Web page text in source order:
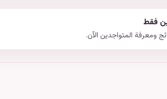
فقط
ومعرفة المتواجدين الآن.